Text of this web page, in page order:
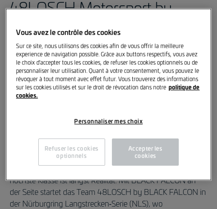
48LOSCH Motorsport by
BLACK FALCON
Die Erfolge der vergangenen Jahre sind das Ergebnis einer
Auf dieser starken Basis wird die Kooperation auch 2026
weiter ausgebaut – und der gemeinsame Weg in die
höchste Klasse ist längst Realität. Mit BLACK FALCON an
der Seite startet das Team 48LOSCH by BLACK FALCON in
der Nürburgring Langstrecken‑Serie (NLS), wo
Vous avez le contrôle des cookies
Sur ce site, nous utilisons des cookies afin de vous offrir la meilleure
experience de navigation possible. Grâce aux buttons respectifs, vous avez
le choix d'accepter tous les cookies, de refuser les cookies optionnels ou de
personnaliser leur utilisation. Quant à votre consentement, vous pouvez le
révoquer à tout moment avec effet futur. Vous trouverez des informations
sur les cookies utilisés et sur le droit de révocation dans notre politique de
cookies.
Personnaliser mes choix
Refuser les cookies
optionnels
Accepter les
cookies